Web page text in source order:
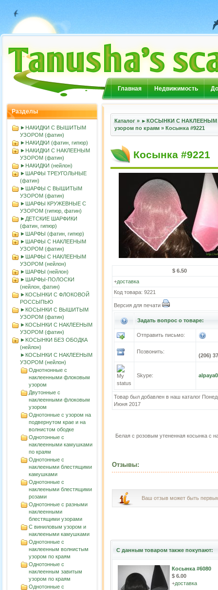
Главная Недвижимость
Разделы
►НАКИДКИ С ВЫШИТЫМ
УЗОРОМ (фатин)
►НАКИДКИ (фатин, гипюр)
►НАКИДКИ С НАКЛЕЕНЫМ
УЗОРОМ (фатин)
►НАКИДКИ (нейлон)
►ШАРФЫ ТРЕУГОЛЬНЫЕ
(фатин)
►ШАРФЫ С ВЫШИТЫМ
УЗОРОМ (фатин)
►ШАРФЫ КРУЖЕВНЫЕ С
УЗОРОМ (гипюр, фатин)
►ДЕТСКИЕ ШАРФИКИ
(фатин, гипюр)
►ШАРФЫ (фатин, гипюр)
►ШАРФЫ С НАКЛЕЕНЫМ
УЗОРОМ (фатин)
►ШАРФЫ С НАКЛЕЕНЫМ
УЗОРОМ (нейлон)
►ШАРФЫ (нейлон)
►ШАРФЫ-ПОЛОСКИ
(нейлон, фатин)
►КОСЫНКИ С ФЛОКОВОЙ
РОССЫПЬЮ
►КОСЫНКИ С ВЫШИТЫМ
УЗОРОМ (фатин)
►КОСЫНКИ С НАКЛЕЕНЫМ
УЗОРОМ (фатин)
►KOСЫНКИ БЕЗ ОБОДКА
(нейлон)
►КОСЫНКИ С НАКЛЕЕНЫМ
УЗОРОМ (нейлон)
Однотнонные с
наклеенными флоковым
узором
Двутонные с
наклеенными флоковым
узором
Однотонные с узором на
подвернутом крае и на
волнистом ободке
Однотонные с
наклеенными камушками
по краям
Однотонные с
наклееными блестящими
камушками
Однотонные с
наклееными блестящими
розами
Однотонные с разными
наклеенными
блестящими узорами
С виниловым узором и
наклееными камушками
Однотонные с
наклеенным волнистым
узорoм по краям
Однотонные с
наклеенным завитым
узорoм по краям
Однотонные с
Каталог » ►КОСЫНКИ С НАКЛЕЕНЫМ
узорoм по краям » Косынка #9221
Косынка #9221
$ 6.50
+доставка
Код товара: 9221
Версия для печати
Задать вопрос о товаре:
Отправить письмо:
Позвонить:
(206)
Skype:
Товар был добавлен в наш каталог
Июня 2017
Белая с розовым утененная косынка с
Отзывы:
Ваш отзыв может быть
С данным товаром также покупают:
Косынка #6080
$ 6.00
+доставка